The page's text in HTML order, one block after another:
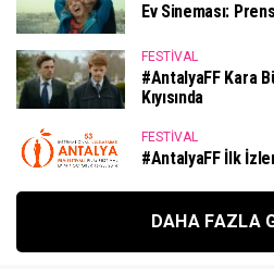
Ev Sineması:
FESTIVAL
#AntalyaFF Kara
Kıyısında
FESTIVAL
#AntalyaFF İlk
DAHA FAZLA